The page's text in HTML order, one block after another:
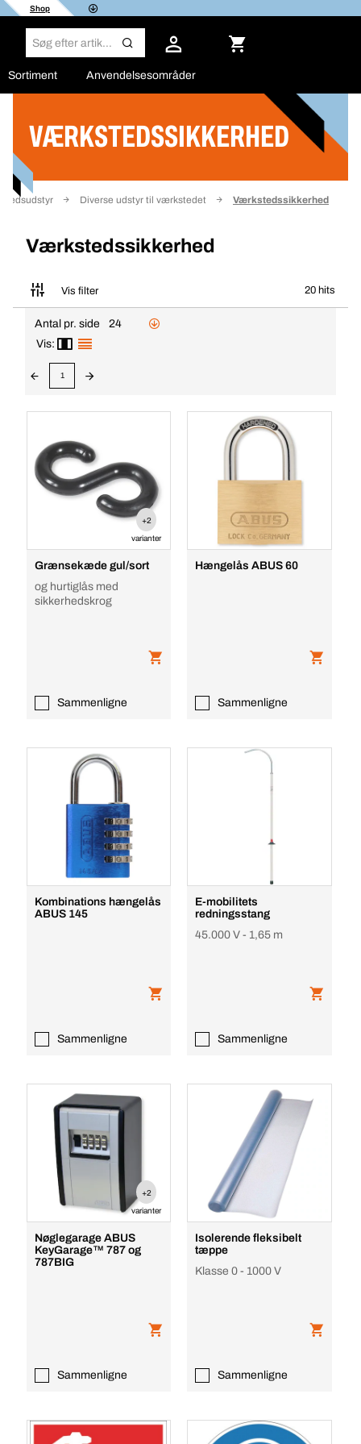
Shop
Sortiment Anvendelsesområder
VÆRKSTEDSSIKKERHED
Diverse udstyr til værkstedet Værkstedssikkerhed
Værkstedssikkerhed
Vis filter 20 hits
Filter
Antal pr. side
24
Vis:
1
+2
varianter
Grænsekæde gul/sort
og hurtiglås med
sikkerhedskrog
Sammenligne
Hængelås ABUS 60
Sammenligne
Kombinations hængelås
ABUS 145
Sammenligne
E-mobilitets
redningsstang
45.000 V - 1,65 m
Sammenligne
+2
varianter
Nøglegarage ABUS
KeyGarage™ 787 og
787BIG
Sammenligne
Isolerende fleksibelt
tæppe
Klasse 0 - 1000 V
Sammenligne